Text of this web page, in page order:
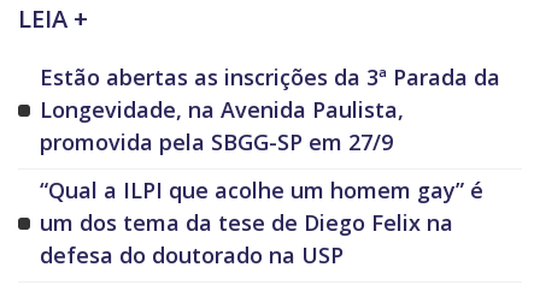
LEIA +
Estão abertas as inscrições da 3ª Parada da
Longevidade, na Avenida Paulista,
promovida pela SBGG-SP em 27/9
“Qual a ILPI que acolhe um homem gay” é
um dos tema da tese de Diego Felix na
defesa do doutorado na USP